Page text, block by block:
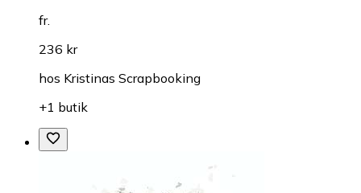
fr.
236 kr
hos Kristinas Scrapbooking
+1 butik